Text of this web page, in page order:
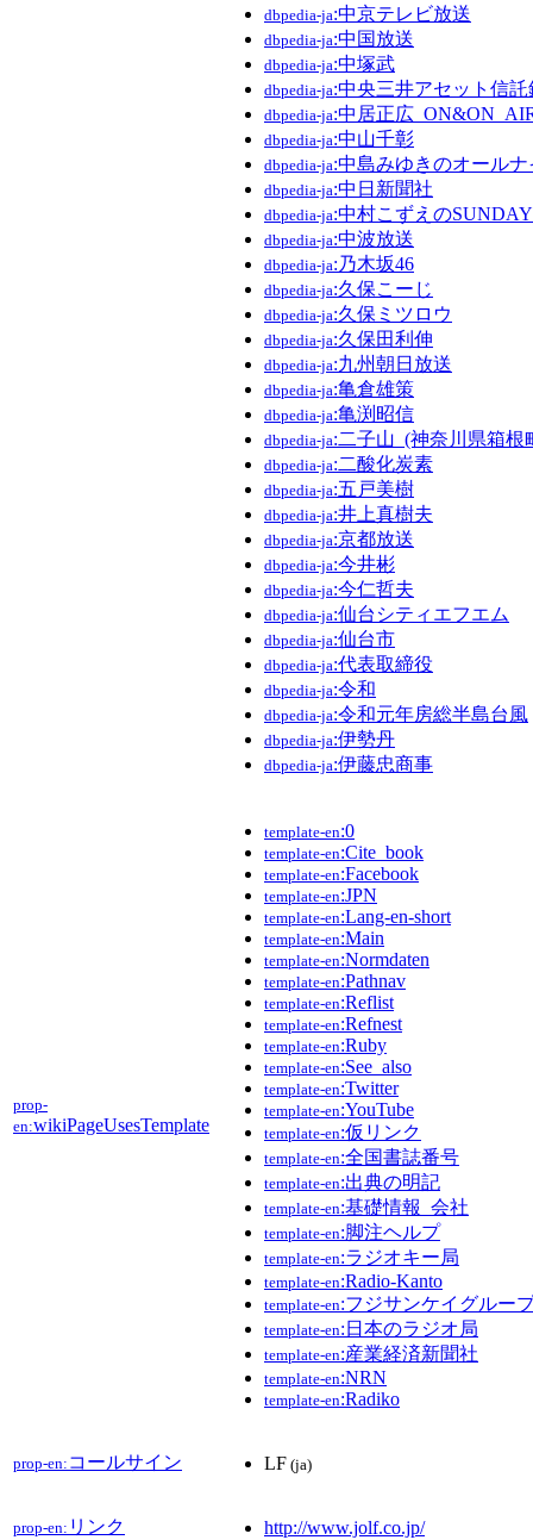
dbpedia-ja:中京テレビ放送
dbpedia-ja:中国放送
dbpedia-ja:中塚武
dbpedia-ja:中央三井アセット信託
dbpedia-ja:中居正広
dbpedia-ja:中山千彰
dbpedia-ja:中島みゆきのオール
dbpedia-ja:中日新聞社
dbpedia-ja:中村こずえの
dbpedia-ja:中波放送
dbpedia-ja:乃木坂46
dbpedia-ja:久保こーじ
dbpedia-ja:久保ミツロウ
dbpedia-ja:久保田利伸
dbpedia-ja:九州朝日放送
dbpedia-ja:亀倉雄策
dbpedia-ja:亀渕昭信
dbpedia-ja:二子山_(神奈川県箱根
dbpedia-ja:二酸化炭素
dbpedia-ja:五戸美樹
dbpedia-ja:井上真樹夫
dbpedia-ja:京都放送
dbpedia-ja:今井彬
dbpedia-ja:今仁哲夫
dbpedia-ja:仙台シティエフエム
dbpedia-ja:仙台市
dbpedia-ja:代表取締役
dbpedia-ja:令和
dbpedia-ja:令和元年房総半島台風
dbpedia-ja:伊勢丹
dbpedia-ja:伊藤忠商事
prop-
en:wikiPageUsesTemplate
template-en:0
template-en:Cite_book
template-en:Facebook
template-en:JPN
template-en:Lang-en-short
template-en:Main
template-en:Normdaten
template-en:Pathnav
template-en:Reflist
template-en:Refnest
template-en:Ruby
template-en:See_also
template-en:Twitter
template-en:YouTube
template-en:仮リンク
template-en:全国書誌番号
template-en:出典の明記
template-en:基礎情報_会社
template-en:脚注ヘルプ
template-en:ラジオキー局
template-en:Radio-Kanto
template-en:フジサンケイグルー
template-en:日本のラジオ局
template-en:産業経済新聞社
template-en:NRN
template-en:Radiko
prop-en: コールサイン LF (ja)
prop-en: リンク http://www.jolf.co.jp/